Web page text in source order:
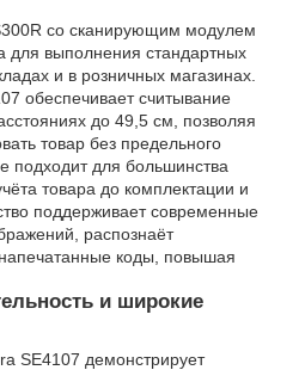
со сканирующим модулем
для выполнения стандартных
и в розничных магазинах.
обеспечивает считывание
до 49,5 см, позволяя
товар без предельного
подходит для большинства
товара до комплектации и
поддерживает современные
распознаёт
коды, повышая
и широкие
SE4107 демонстрирует